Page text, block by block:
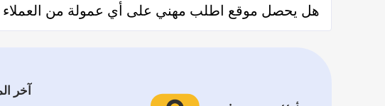
من خلال العملاء بعد كل زيارة لهم.
هل يحصل موقع اطلب مهني على أي عمولة من العملاء
آخر